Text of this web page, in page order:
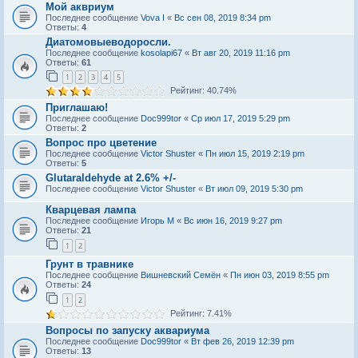
Мой аквриум
Последнее сообщение Vova I « Вс сен 08, 2019 8:34 pm
Ответы: 4
Диатомовыeводоросли.
Последнее сообщение kosolapi67 « Вт авг 20, 2019 11:16 pm
Ответы: 61
1 2 3 4 5
Рейтинг: 40.74%
Приглашаю!
Последнее сообщение Doc999tor « Ср июл 17, 2019 5:29 pm
Ответы: 2
Вопрос про цветение
Последнее сообщение Victor Shuster « Пн июл 15, 2019 2:19 pm
Ответы: 5
Glutaraldehyde at 2.6% +/-
Последнее сообщение Victor Shuster « Вт июл 09, 2019 5:30 pm
Кварцевая лампа
Последнее сообщение Игорь М « Вс июн 16, 2019 9:27 pm
Ответы: 21
1 2
Грунт в травнике
Последнее сообщение Вишневский Семён « Пн июн 03, 2019 8:55 pm
Ответы: 24
1 2
Рейтинг: 7.41%
Вопросы по запуску аквариума
Последнее сообщение Doc999tor « Вт фев 26, 2019 12:39 pm
Ответы: 13